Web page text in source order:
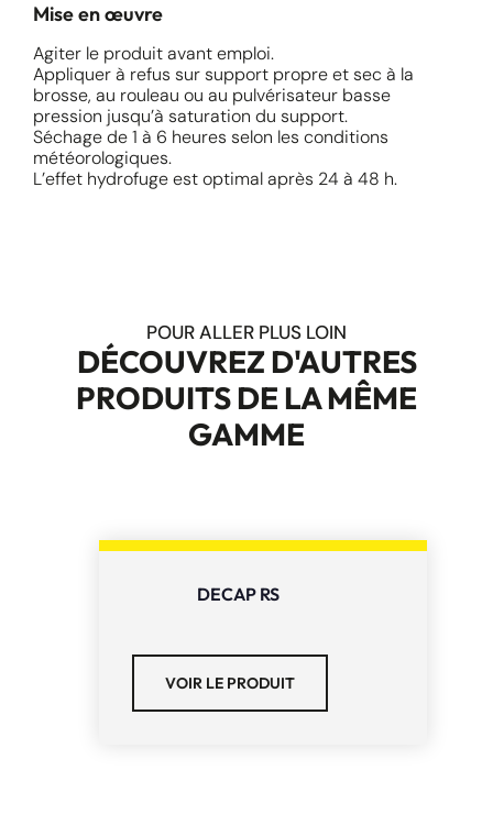
Mise en œuvre
Agiter le produit avant emploi.
Appliquer à refus sur support propre et sec à la
brosse, au rouleau ou au pulvérisateur basse
pression jusqu’à saturation du support.
Séchage de 1 à 6 heures selon les conditions
météorologiques.
L’effet hydrofuge est optimal après 24 à 48 h.
POUR ALLER PLUS LOIN
DÉCOUVREZ D'AUTRES
PRODUITS DE LA MÊME
GAMME
DECAP RS
VOIR LE PRODUIT